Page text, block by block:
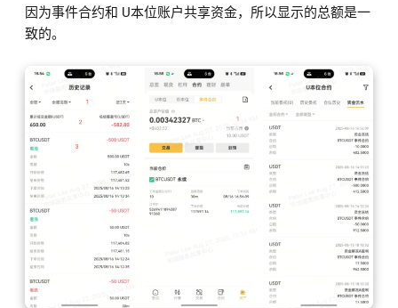
因为事件合约和 U本位账户共享资金，所以显示的总额是一
致的。